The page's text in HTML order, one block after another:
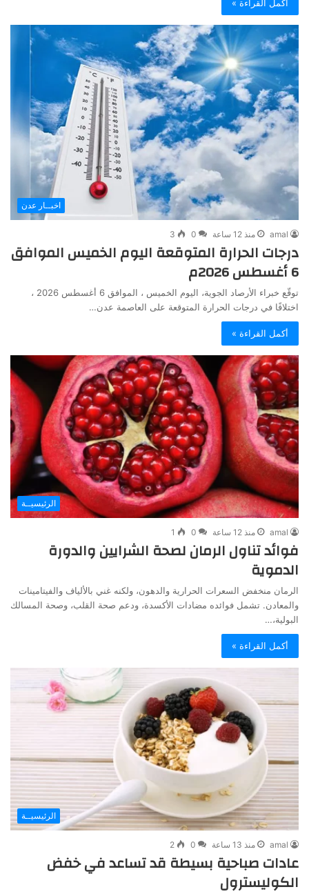
أكمل القراءة »
اخبــار عدن
amal منذ 12 ساعة 0
3
درجات الحرارة المتوقعة اليوم الخميس الموافق
6 أغسطس 2026م
توقّع خبراء الأرصاد الجوية، اليوم الخميس ، الموافق 6 أغسطس 2026 ،
اختلافًا في درجات الحرارة المتوقعة على العاصمة عدن…
أكمل القراءة »
الرئيسيــة
amal منذ 12 ساعة 0
1
فوائد تناول الرمان لصحة الشرايين والدورة
الدموية
الرمان منخفض السعرات الحرارية والدهون، ولكنه غني بالألياف والفيتامينات
والمعادن. تشمل فوائده مضادات الأكسدة، ودعم صحة القلب، وصحة المسالك
البولية،…
أكمل القراءة »
الرئيسيــة
amal منذ 13 ساعة 0
2
عادات صباحية بسيطة قد تساعد في خفض
الكوليسترول